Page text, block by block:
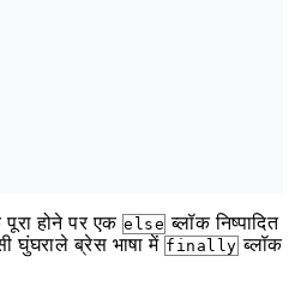
पूरा होने पर एक else ब्लॉक निष्पादित
घुंघराले ब्रेस भाषा में finally ब्लॉक